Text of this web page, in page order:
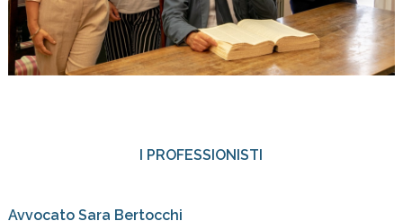
I PROFESSIONISTI
Avvocato Sara Bertocchi